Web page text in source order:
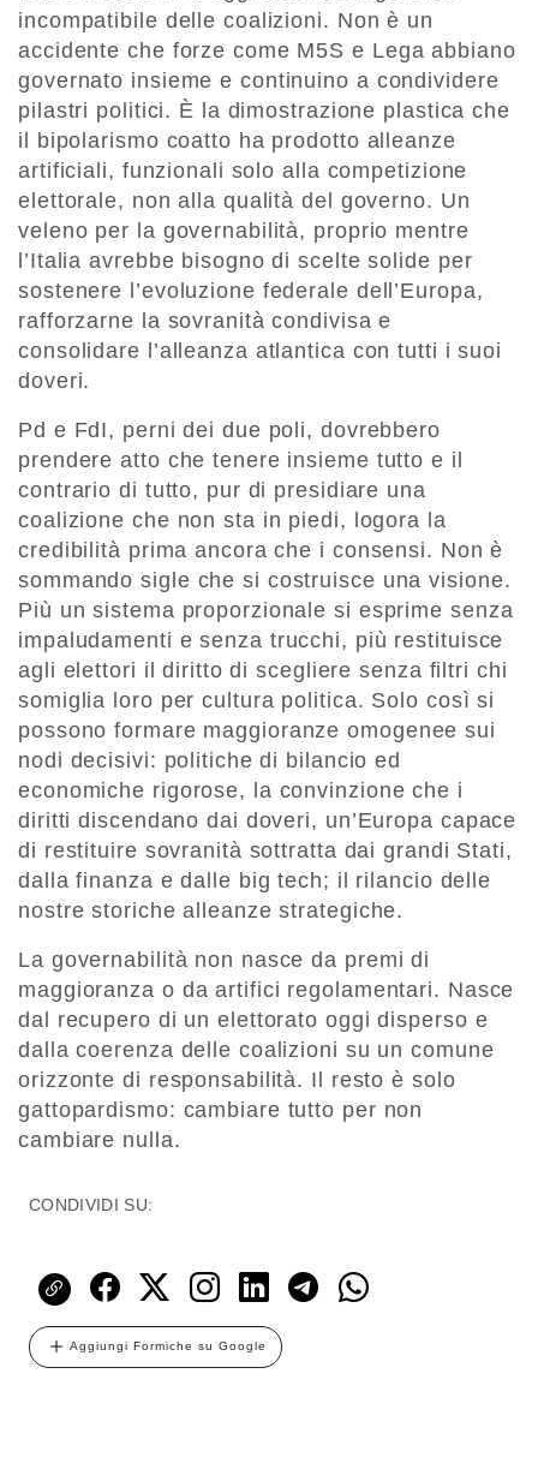
incompatibile delle coalizioni. Non è un
accidente che forze come M5S e Lega abbiano
governato insieme e continuino a condividere
pilastri politici. È la dimostrazione plastica che
il bipolarismo coatto ha prodotto alleanze
artificiali, funzionali solo alla competizione
elettorale, non alla qualità del governo. Un
veleno per la governabilità, proprio mentre
l’Italia avrebbe bisogno di scelte solide per
sostenere l’evoluzione federale dell’Europa,
rafforzarne la sovranità condivisa e
consolidare l’alleanza atlantica con tutti i suoi
doveri.
Pd e FdI, perni dei due poli, dovrebbero
prendere atto che tenere insieme tutto e il
contrario di tutto, pur di presidiare una
coalizione che non sta in piedi, logora la
credibilità prima ancora che i consensi. Non è
sommando sigle che si costruisce una visione.
Più un sistema proporzionale si esprime senza
impaludamenti e senza trucchi, più restituisce
agli elettori il diritto di scegliere senza filtri chi
somiglia loro per cultura politica. Solo così si
possono formare maggioranze omogenee sui
nodi decisivi: politiche di bilancio ed
economiche rigorose, la convinzione che i
diritti discendano dai doveri, un’Europa capace
di restituire sovranità sottratta dai grandi Stati,
dalla finanza e dalle big tech; il rilancio delle
nostre storiche alleanze strategiche.
La governabilità non nasce da premi di
maggioranza o da artifici regolamentari. Nasce
dal recupero di un elettorato oggi disperso e
dalla coerenza delle coalizioni su un comune
orizzonte di responsabilità. Il resto è solo
gattopardismo: cambiare tutto per non
cambiare nulla.
CONDIVIDI SU:
Aggiungi Formiche su Google